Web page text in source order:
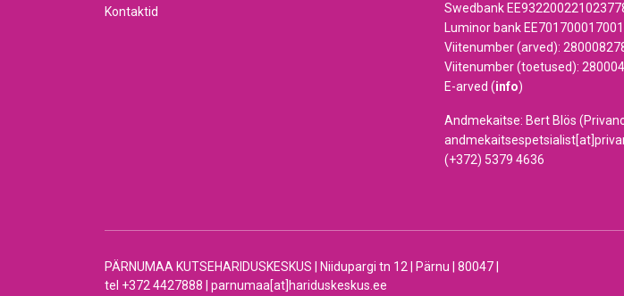
Kontaktid
Swedbank
Luminor bank
Viitenumber (arved):
Viitenumber (toetused):
E-arved (info)
Andmekaitse: Bert Blös
(+372) 5379 4636
PÄRNUMAA KUTSEHARIDUSKESKUS | Niidupargi tn 12 | Pärnu | 80047 |
tel +372 4427888 | parnumaa[at]hariduskeskus.ee